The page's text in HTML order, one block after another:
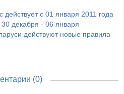
с 01 января 2011 года
30 декабря - 06 января
действуют новые правила
(0)